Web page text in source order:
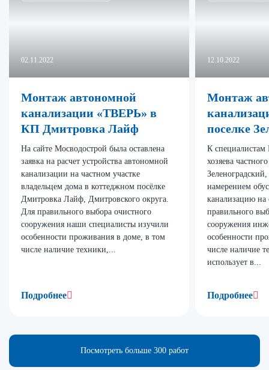
02.11.2022
Монтаж автономной
канализации «ТВЕРЬ» в
КП Дмитровка Лайф
На сайте Мосводострой была оставлена
заявка на расчет устройства автономной
канализации на частном участке
владельцем дома в коттеджном посёлке
Дмитровка Лайф, Дмитровского округа.
Для правильного выбора очистного
сооружения наши специалисты изучили
особенности проживания в доме, в том
числе наличие техники,...
Подробнее
12.10.2022
Монтаж
поселке
К специалистам
хозяева
намерением
канализацию на
правильного
сооружения
особенности
числе наличие
использует в...
Подробнее
Посмотреть больше 300 работ